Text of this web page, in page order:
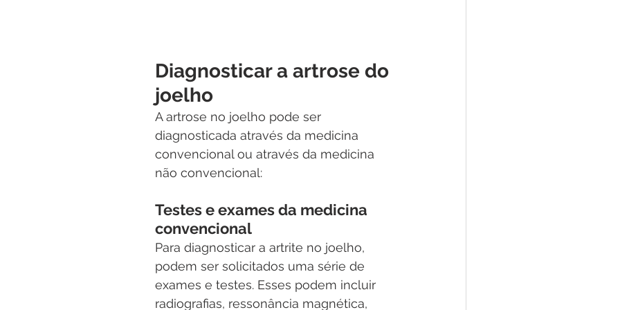
Diagnosticar a artrose do
joelho
A artrose no joelho pode ser
diagnosticada através da medicina
convencional ou através da medicina
não convencional:
Testes e exames da medicina
convencional
Para diagnosticar a artrite no joelho,
podem ser solicitados uma série de
exames e testes. Esses podem incluir
radiografias, ressonância magnética,